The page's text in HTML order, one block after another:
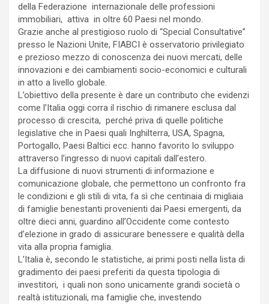
della Federazione internazionale delle professioni
immobiliari, attiva in oltre 60 Paesi nel mondo.
Grazie anche al prestigioso ruolo di “Special Consultative”
presso le Nazioni Unite, FIABCI è osservatorio privilegiato
e prezioso mezzo di conoscenza dei nuovi mercati, delle
innovazioni e dei cambiamenti socio-economici e culturali
in atto a livello globale.
L’obiettivo della presente è dare un contributo che evidenzi
come l’Italia oggi corra il rischio di rimanere esclusa dal
processo di crescita, perché priva di quelle politiche
legislative che in Paesi quali Inghilterra, USA, Spagna,
Portogallo, Paesi Baltici ecc. hanno favorito lo sviluppo
attraverso l’ingresso di nuovi capitali dall’estero.
La diffusione di nuovi strumenti di informazione e
comunicazione globale, che permettono un confronto fra
le condizioni e gli stili di vita, fa sì che centinaia di migliaia
di famiglie benestanti provenienti dai Paesi emergenti, da
oltre dieci anni, guardino all’Occidente come contesto
d’elezione in grado di assicurare benessere e qualità della
vita alla propria famiglia.
L’Italia è, secondo le statistiche, ai primi posti nella lista di
gradimento dei paesi preferiti da questa tipologia di
investitori, i quali non sono unicamente grandi società o
realtà istituzionali, ma famiglie che, investendo